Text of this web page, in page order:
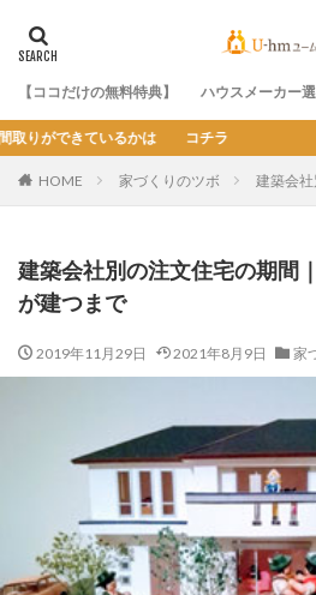
【ココだけの無料特典】 ハウスメーカー
HOME 家づくりのツボ 建築会
建築会社別の注文住宅の期間
が建つまで
2019年11月29日 2021年8月9日 家